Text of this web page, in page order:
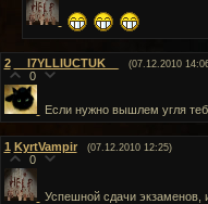
2 __I7YLLIUCTUK__ (07.12.2010
0
Если нужно вышлем угля
1 KyrtVampir (07.12.2010 12:25)
0
Успешной сдачи экзаменов,